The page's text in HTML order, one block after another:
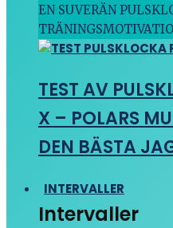
EN SUVERÄN
TEST AV
X – POLARS
DEN BÄSTA
INTERVALLER
Intervaller